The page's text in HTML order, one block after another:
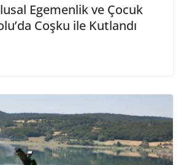
Egemenlik ve Çocuk
Coşku ile Kutlandı